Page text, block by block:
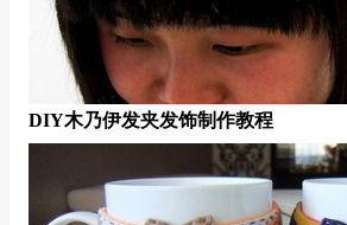
DIY木乃伊发夹发饰制作教程